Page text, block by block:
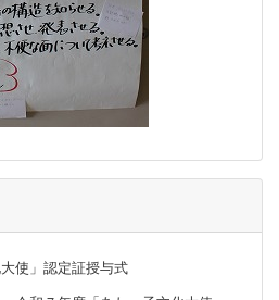
使」認定証授与式